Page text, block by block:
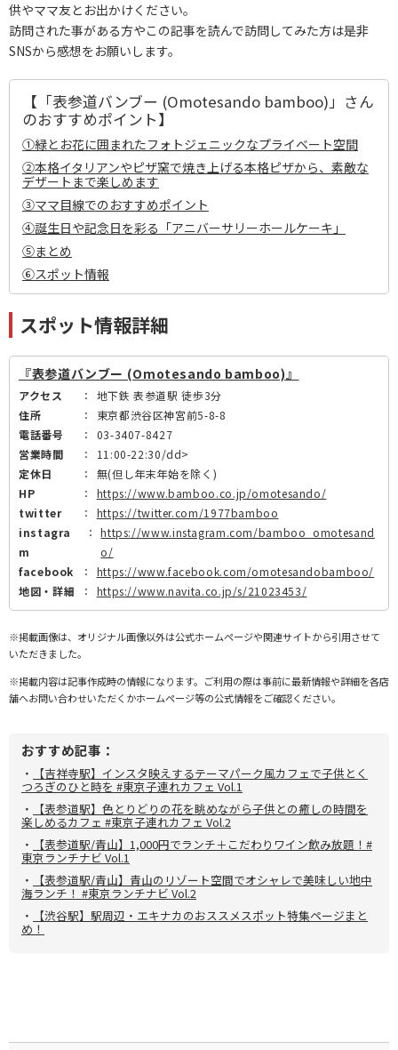
供やママ友とお出かけください。
訪問された事がある方やこの記事を読んで訪問してみた方は是非
SNSから感想をお願いします。
【「表参道バンブー (Omotesando bamboo)」さん
のおすすめポイント】
①緑とお花に囲まれたフォトジェニックなプライベート空間
②本格イタリアンやピザ窯で焼き上げる本格ピザから、素敵な
デザートまで楽しめます
③ママ目線でのおすすめポイント
④誕生日や記念日を彩る「アニバーサリーホールケーキ」
⑤まとめ
⑥スポット情報
スポット情報詳細
『表参道バンブー (Omotesando bamboo)』
アクセス ：
地下鉄 表参道駅 徒歩3分
住所
：
東京都渋谷区神宮前5-8-8
電話番号
：
03-3407-8427
営業時間
：
11:00-22:30/dd>
定休日
：
無(但し年末年始を除く)
HP
：
https://www.bamboo.co.jp/omotesando/
twitter
：
https://twitter.com/1977bamboo
instagra
m
：
https://www.instagram.com/bamboo_omotesand
o/
facebook
：
https://www.facebook.com/omotesandobamboo/
地図・詳細
： https://www.navita.co.jp/s/21023453/
※掲載画像は、オリジナル画像以外は公式ホームページや関連サイトから引用させて
いただきました。
※掲載内容は記事作成時の情報になります。ご利用の際は事前に最新情報や詳細を各店
舗へお問い合わせいただくかホームページ等の公式情報をご確認ください。
おすすめ記事：
・ 【吉祥寺駅】インスタ映えするテーマパーク風カフェで子供とく
つろぎのひと時を #東京子連れカフェ Vol.1
・
【表参道駅】色とりどりの花を眺めながら子供との癒しの時間を
楽しめるカフェ #東京子連れカフェ Vol.2
・
【表参道駅/青山】1,000円でランチ＋こだわりワイン飲み放題！#
東京ランチナビ Vol.1
・
【表参道駅/青山】青山のリゾート空間でオシャレで美味しい地中
海ランチ！ #東京ランチナビ Vol.2
・
【渋谷駅】駅周辺・エキナカのおススメスポット特集ページまと
め！